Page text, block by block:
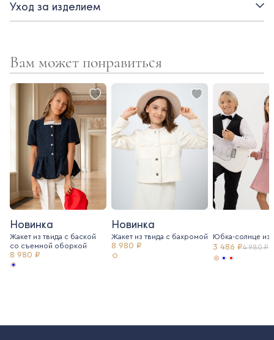
Уход за изделием
Вам может понравиться
Новинка
Жакет из твида с баской
со съемной оборкой
8 980 ₽
Новинка
Жакет из твида c бахромой
8 980 ₽
Юбка-солнце из
3 486 ₽4 980 ₽